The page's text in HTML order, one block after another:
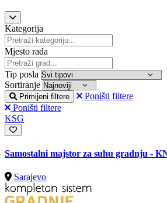
Kategorija
Mjesto rada
Tip posla
Sortiranje
Primijeni filtere
Poništi filtere
Poništi filtere
KSG
Samostalni majstor za suhu gradnju -
Sarajevo